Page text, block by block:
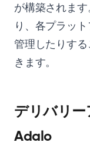
が構築されま
り、各プラッ
管理したりす
きます。
デリバリー
Adalo